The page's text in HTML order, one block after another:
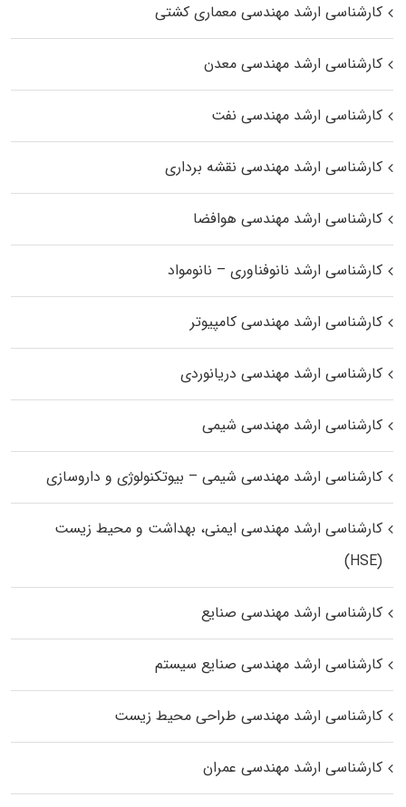
کارشناسی ارشد مهندسی معماری کشتی
کارشناسی ارشد مهندسی معدن
کارشناسی ارشد مهندسی نفت
کارشناسی ارشد مهندسی نقشه برداری
کارشناسی ارشد مهندسی هوافضا
کارشناسی ارشد نانوفناوری – نانومواد
کارشناسی ارشد مهندسی کامپیوتر
کارشناسی ارشد مهندسی دریانوردی
کارشناسی ارشد مهندسی شیمی
کارشناسی ارشد مهندسی شیمی – بیوتکنولوژی و داروسازی
کارشناسی ارشد مهندسی ایمنی، بهداشت و محیط زیست
(HSE)
کارشناسی ارشد مهندسی صنایع
کارشناسی ارشد مهندسی صنایع سیستم
کارشناسی ارشد مهندسی طراحی محیط زیست
کارشناسی ارشد مهندسی عمران